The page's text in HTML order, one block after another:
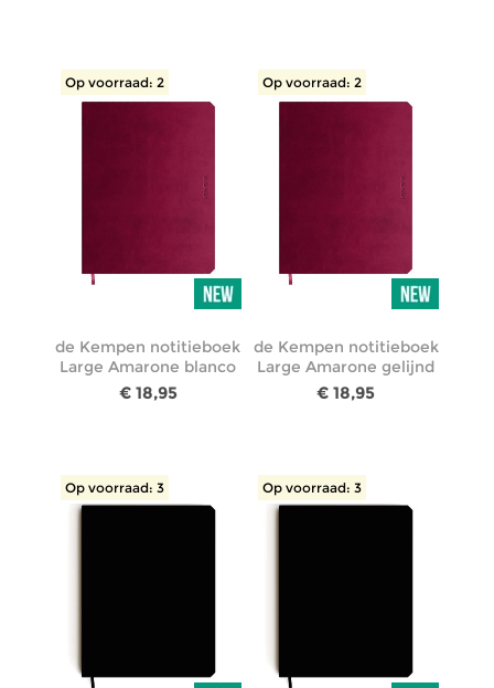
Op voorraad: 2
de Kempen notitieboek
Large Amarone blanco
€ 18,95
Op voorraad: 2
de Kempen notitieboek
Large Amarone gelijnd
€ 18,95
Op voorraad: 3 Op voorraad: 3